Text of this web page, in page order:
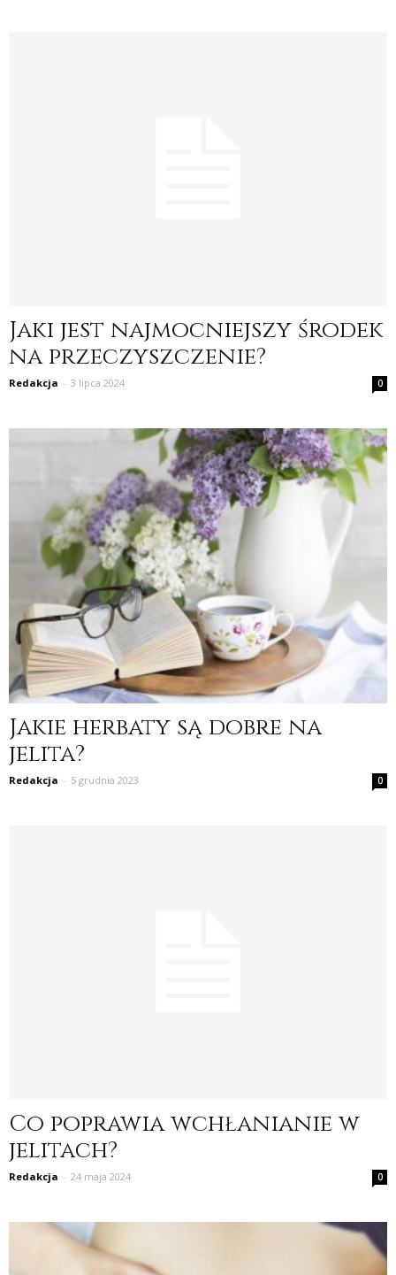
Jaki jest najmocniejszy środek
na przeczyszczenie?
Redakcja - 3 lipca 2024 0
Jakie herbaty są dobre na
jelita?
Redakcja - 5 grudnia 2023 0
Co poprawia wchłanianie w
jelitach?
Redakcja - 24 maja 2024 0